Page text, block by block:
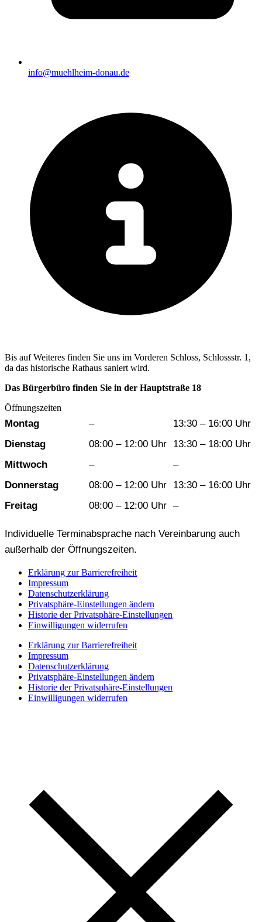
info@muehlheim-donau.de
Bis auf Weiteres finden Sie uns im Vorderen Schloss, Schlossstr. 1,
da das historische Rathaus saniert wird.
Das Bürgerbüro finden Sie in der Hauptstraße 18
Öffnungszeiten
Wochentag
Montag –
13:30 – 16:00 Uhr
Dienstag
08:00 – 12:00 Uhr
13:30 – 18:00 Uhr
Mittwoch
–
–
Donnerstag
08:00 – 12:00 Uhr
13:30 – 16:00 Uhr
Freitag
08:00 – 12:00 Uhr –
Individuelle Terminabsprache nach Vereinbarung auch
außerhalb der Öffnungszeiten.
Erklärung zur Barrierefreiheit
Impressum
Datenschutzerklärung
Privatsphäre-Einstellungen ändern
Historie der Privatsphäre-Einstellungen
Einwilligungen widerrufen
Erklärung zur Barrierefreiheit
Impressum
Datenschutzerklärung
Privatsphäre-Einstellungen ändern
Historie der Privatsphäre-Einstellungen
Einwilligungen widerrufen